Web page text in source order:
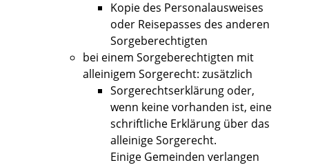
Kopie des Personalausweises
oder Reisepasses des anderen
Sorgeberechtigten
bei einem Sorgeberechtigten mit
alleinigem Sorgerecht: zusätzlich
Sorgerechtserklärung oder,
wenn keine vorhanden ist, eine
schriftliche Erklärung über das
alleinige Sorgerecht.
Einige Gemeinden verlangen